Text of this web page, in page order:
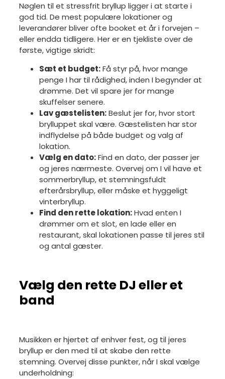
Nøglen til et stressfrit bryllup ligger i at starte i
god tid. De mest populære lokationer og
leverandører bliver ofte booket et år i forvejen –
eller endda tidligere. Her er en tjekliste over de
første, vigtige skridt:
Sæt et budget:Få styr på, hvor mange
penge I har til rådighed, inden I begynder at
drømme. Det vil spare jer for mange
skuffelser senere.
Lav gæstelisten:Beslut jer for, hvor stort
brylluppet skal være. Gæstelisten har stor
indflydelse på både budget og valg af
lokation.
Vælg en dato:Find en dato, der passer jer
og jeres nærmeste. Overvej om I vil have et
sommerbryllup, et stemningsfuldt
efterårsbryllup, eller måske et hyggeligt
vinterbryllup.
Find den rette lokation:Hvad enten I
drømmer om et slot, en lade eller en
restaurant, skal lokationen passe til jeres stil
og antal gæster.
Vælg den rette DJ eller et
band
Musikken er hjertet af enhver fest, og til jeres
bryllup er den med til at skabe den rette
stemning. Overvej disse punkter, når I skal vælge
underholdning: